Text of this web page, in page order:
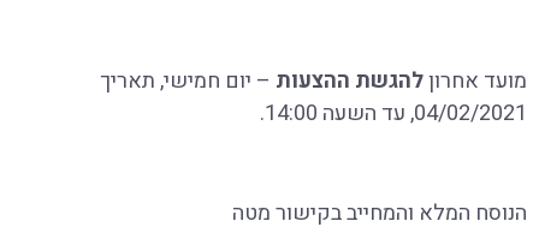
מועד אחרוןלהגשת ההצעות – יום חמישי, תאריך
04/02/2021, עד השעה 14:00.
הנוסח המלא והמחייב בקישור מטה